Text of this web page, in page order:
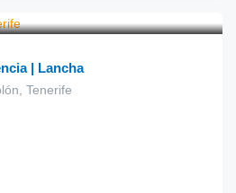
| Lancha
Tenerife